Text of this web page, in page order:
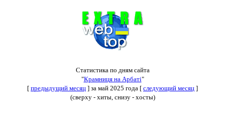
Статистика по дням сайта
"Крамниця на Арбаті"
[ предыдущий месяц ] за май 2025 года [ следующий месяц ]
(сверху - хиты, снизу - хосты)